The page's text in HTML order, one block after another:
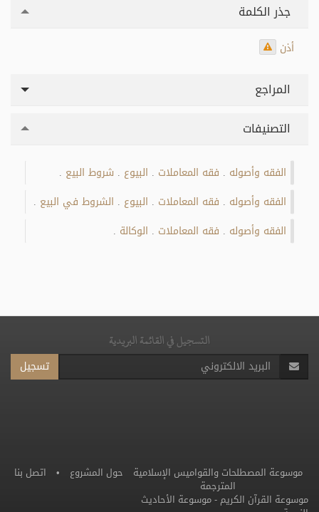
جذر الكلمة
أذن
المراجع
التصنيفات
الفقه وأصوله فقه المعاملات البيوع شروط البيع
الفقه وأصوله فقه المعاملات البيوع الشروط في البيع
الفقه وأصوله فقه المعاملات الوكالة
التسجيل في القائمة البريدية
تسجيل
حول المشروع • اتصل بنا موسوعة المصطلحات والقواميس الإسلامية
المترجمة
موسوعة القرآن الكريم -موسوعة الأحاديث